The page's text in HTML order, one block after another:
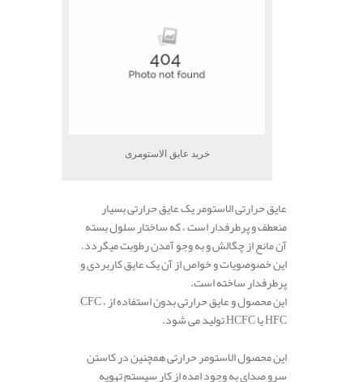
خرید عایق الاستومری
عایق حرارتی الاستومر یک عایق حرارتی بسیار
منعطف و پرطرفدار است ، که ساختار سلول بسته
آن مانع از چگالش و به وجو آمدن رطوبت میگردد.
این خصوصویات و خواص از آن یک عایق کاربردی و
پرطرفدار ساخته است.
این محصول و عایق حرارتی بدون استفاده از CFC ،
HFC یا HCFC تولید می شود.
این محصول الاستومر حرارتی همچنین در کاستن
سرو صدای به وجود امده از کار سیستم تهویه